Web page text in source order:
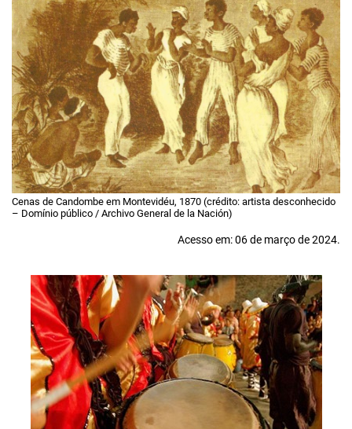
Cenas de Candombe em Montevidéu, 1870 (crédito: artista desconhecido
– Domínio público / Archivo General de la Nación)
Acesso em: 06 de março de 2024.